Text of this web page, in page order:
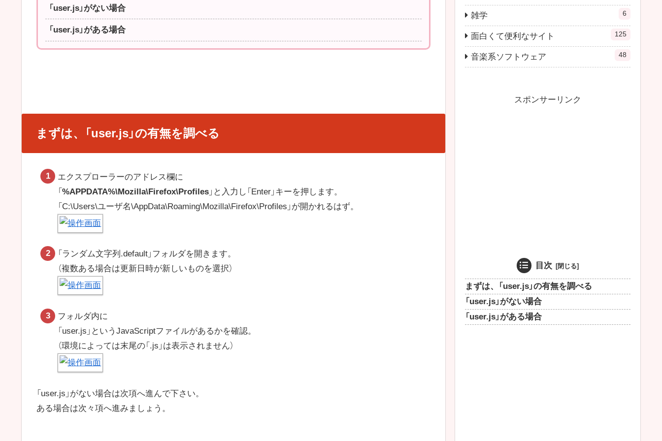
「user.js」がない場合
「user.js」がある場合
まずは、「user.js」の有無を調べる
エクスプローラーのアドレス欄に
「%APPDATA%\Mozilla\Firefox\Profiles 」と入力し「Enter」キーを押します。
「C:\Users\ユーザ名\AppData\Roaming\Mozilla\Firefox\Profiles」が開かれるはず。
「ランダム文字列.default」フォルダを開きます。
（複数ある場合は更新日時が新しいものを選択）
フォルダ内に
「user.js」というJavaScriptファイルがあるかを確認。
（環境によっては末尾の「.js」は表示されません）
「user.js」がない場合は次項へ進んで下さい。
ある場合は次々項へ進みましょう。
雑学 6
面白くて便利なサイト 125
音楽系ソフトウェア 48
スポンサーリンク
目次
まずは、「user.js」の有無を調べる
「user.js」がない場合
「user.js」がある場合